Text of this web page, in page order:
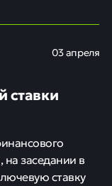
03 апреля
ставки
заседании в
ставку